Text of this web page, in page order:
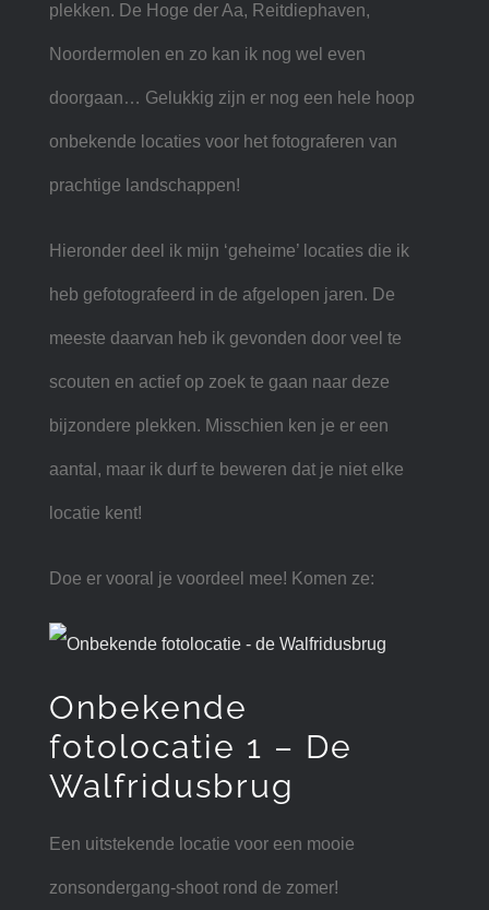
plekken. De Hoge der Aa, Reitdiephaven,
Noordermolen en zo kan ik nog wel even
doorgaan… Gelukkig zijn er nog een hele hoop
onbekende locaties voor het fotograferen van
prachtige landschappen!
Hieronder deel ik mijn ‘geheime’ locaties die ik
heb gefotografeerd in de afgelopen jaren. De
meeste daarvan heb ik gevonden door veel te
scouten en actief op zoek te gaan naar deze
bijzondere plekken. Misschien ken je er een
aantal, maar ik durf te beweren dat je niet elke
locatie kent!
Doe er vooral je voordeel mee! Komen ze:
Onbekende
fotolocatie 1 – De
Walfridusbrug
Een uitstekende locatie voor een mooie
zonsondergang-shoot rond de zomer!